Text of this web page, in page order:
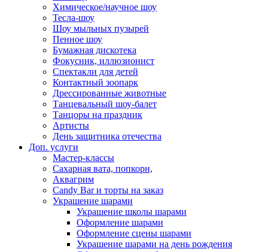
Химическое/научное шоу
Тесла-шоу
Шоу мыльных пузырей
Пенное шоу
Бумажная дискотека
Фокусник, иллюзионист
Спектакли для детей
Контактный зоопарк
Дрессированные животные
Танцевальный шоу-балет
Танцоры на праздник
Артисты
День защитника отечества
Доп. услуги
Мастер-классы
Сахарная вата, попкорн,
Аквагрим
Candy Bar и торты на заказ
Украшение шарами
Украшение школы шарами
Оформление шарами
Оформление сцены шарами
Украшение шарами на день рождения